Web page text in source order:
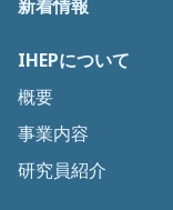
新着情報
IHEPについて
概要
事業内容
研究員紹介